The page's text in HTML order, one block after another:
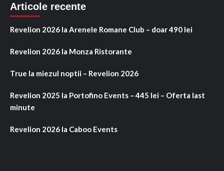
Articole recente
Revelion 2026 la Arenele Romane Club – doar 490 lei
Revelion 2026 la Monza Ristorante
True la miezul noptii – Revelion 2026
Revelion 2025 la Portofino Events – 445 lei – Oferta last
minute
Revelion 2026 la Caboo Events